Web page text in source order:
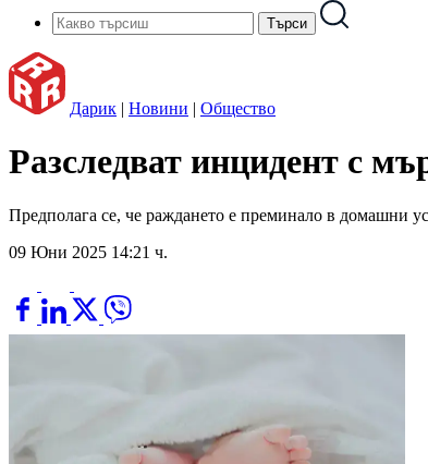
Дарик | Новини | Общество
Разследват инцидент с
Предполага се, че раждането е преминало в домашни
09 Юни 2025 14:21 ч.